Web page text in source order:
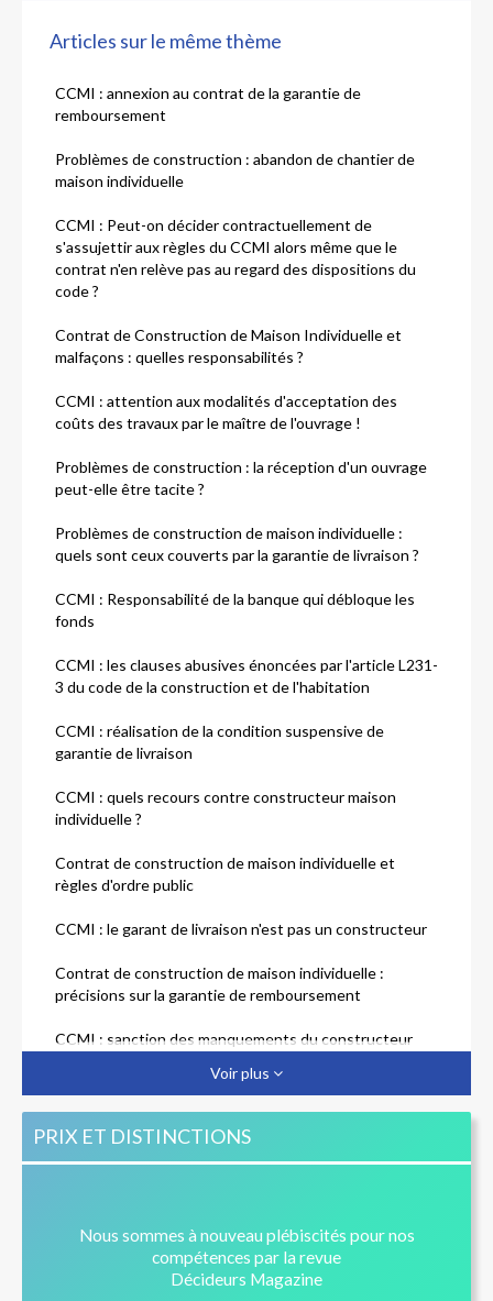
Articles sur le même thème
CCMI : annexion au contrat de la garantie de
remboursement
Problèmes de construction : abandon de chantier de
maison individuelle
CCMI : Peut-on décider contractuellement de
s'assujettir aux règles du CCMI alors même que le
contrat n'en relève pas au regard des dispositions du
code ?
Contrat de Construction de Maison Individuelle et
malfaçons : quelles responsabilités ?
CCMI : attention aux modalités d'acceptation des
coûts des travaux par le maître de l'ouvrage !
Problèmes de construction : la réception d'un ouvrage
peut-elle être tacite ?
Problèmes de construction de maison individuelle :
quels sont ceux couverts par la garantie de livraison ?
CCMI : Responsabilité de la banque qui débloque les
fonds
CCMI : les clauses abusives énoncées par l'article L231-
3 du code de la construction et de l'habitation
CCMI : réalisation de la condition suspensive de
garantie de livraison
CCMI : quels recours contre constructeur maison
individuelle ?
Contrat de construction de maison individuelle et
règles d'ordre public
CCMI : le garant de livraison n'est pas un constructeur
Contrat de construction de maison individuelle :
précisions sur la garantie de remboursement
CCMI : sanction des manquements du constructeur
Construction de maison individuelle : les assurances
Contrat de construction de maison individuelle :
responsabilité du banquier et garantie de livraison
: est-il trop tard pour se rétracter ?
Voir plus
PRIX ET DISTINCTIONS
Nous sommes à nouveau plébiscités pour nos
compétences par la revue
Décideurs Magazine